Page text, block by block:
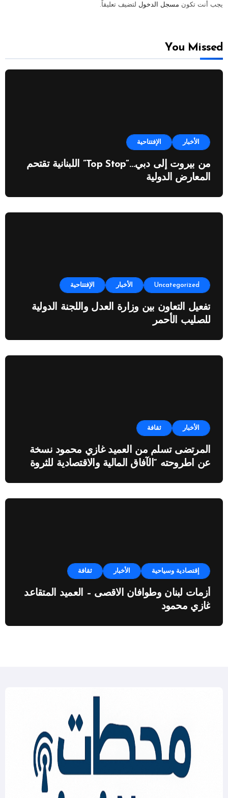
يجب أنت تكون مسجل الدخول لتضيف تعليقاً.
You Missed
الأخبار الإفتتاحية
من بيروت إلى دبي…”Top Stop” اللبنانية تقتحم
المعارض الدولية
Uncategorized الأخبار الإفتتاحية
تفعيل التعاون بين وزارة العدل واللجنة الدولية
للصليب الأحمر
الأخبار ثقافة
المرتضى تسلم من العميد غازي محمود نسخة
عن اطروحته “الآفاق المالية والاقتصادية للثروة
إقتصادية وسياحية الأخبار ثقافة
أزمات لبنان وطوافان الاقصى – العميد المتقاعد
غازي محمود